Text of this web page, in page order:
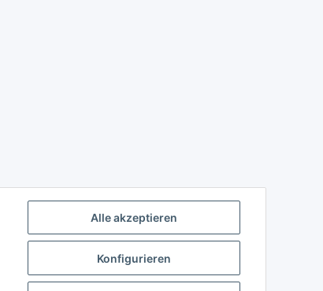
Alle akzeptieren
Konfigurieren